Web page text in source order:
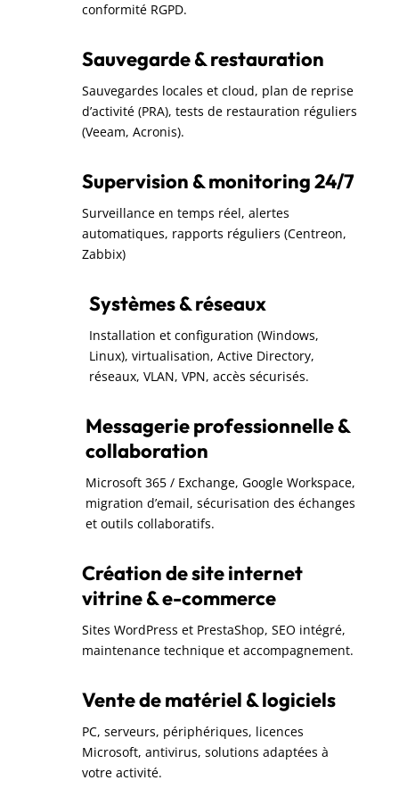
conformité RGPD.
Sauvegarde & restauration
Sauvegardes locales et cloud, plan de reprise
d’activité (PRA), tests de restauration réguliers
(Veeam, Acronis).
Supervision & monitoring 24/7
Surveillance en temps réel, alertes
automatiques, rapports réguliers (Centreon,
Zabbix)
Systèmes & réseaux
Installation et configuration (Windows,
Linux), virtualisation, Active Directory,
réseaux, VLAN, VPN, accès sécurisés.
Messagerie professionnelle &
collaboration
Microsoft 365 / Exchange, Google Workspace,
migration d’email, sécurisation des échanges
et outils collaboratifs.
Création de site internet
vitrine & e-commerce
Sites WordPress et PrestaShop, SEO intégré,
maintenance technique et accompagnement.
Vente de matériel & logiciels
PC, serveurs, périphériques, licences
Microsoft, antivirus, solutions adaptées à
votre activité.